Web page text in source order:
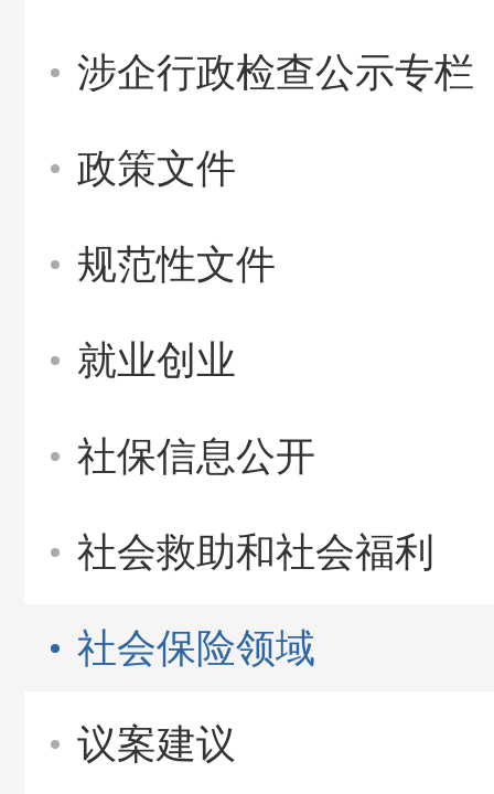
涉企行政检查公示专栏
政策文件
规范性文件
就业创业
社保信息公开
社会救助和社会福利
社会保险领域
议案建议